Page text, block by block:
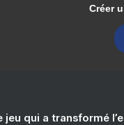
Créer
jeu qui a transformé